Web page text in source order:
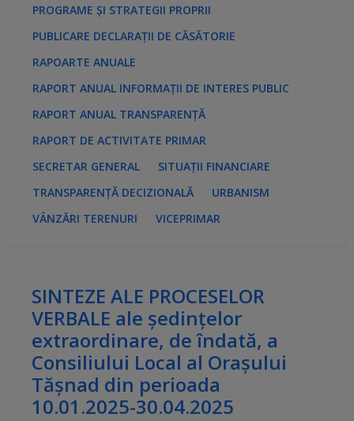
PROGRAME ȘI STRATEGII PROPRII
PUBLICARE DECLARAȚII DE CĂSĂTORIE
RAPOARTE ANUALE
RAPORT ANUAL INFORMAȚII DE INTERES PUBLIC
RAPORT ANUAL TRANSPARENȚĂ
RAPORT DE ACTIVITATE PRIMAR
SECRETAR GENERAL
SITUAȚII FINANCIARE
TRANSPARENȚĂ DECIZIONALĂ
URBANISM
VÂNZĂRI TERENURI
VICEPRIMAR
SINTEZE ALE PROCESELOR
VERBALE ale ședințelor
extraordinare, de îndată, a
Consiliului Local al Orașului
Tășnad din perioada
10.01.2025-30.04.2025